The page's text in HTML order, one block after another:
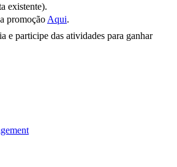
existente).
promoção Aqui.
e participe das atividades para ganhar